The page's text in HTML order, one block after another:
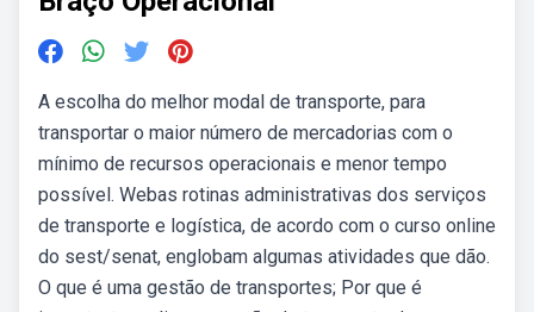
A escolha do melhor modal de transporte, para
transportar o maior número de mercadorias com o
mínimo de recursos operacionais e menor tempo
possível. Webas rotinas administrativas dos serviços
de transporte e logística, de acordo com o curso online
do sest/senat, englobam algumas atividades que dão.
O que é uma gestão de transportes; Por que é